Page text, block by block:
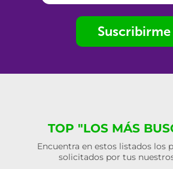
Suscribirme
TOP "LOS MÁS
Encuentra en estos listados los
solicitados por tus